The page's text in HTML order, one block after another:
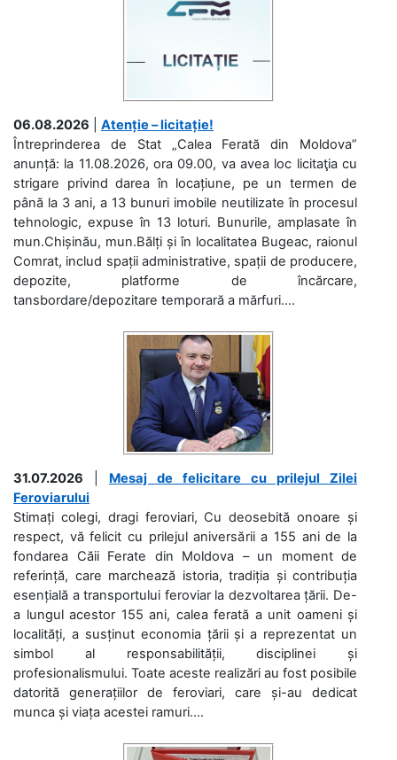
06.08.2026
Atenție – licitație!
Întreprinderea de Stat „Calea Ferată din Moldova”
anunță: la 11.08.2026, ora 09.00, va avea loc licitaţia cu
strigare privind darea în locațiune, pe un termen de
până la 3 ani, a 13 bunuri imobile neutilizate în procesul
tehnologic, expuse în 13 loturi. Bunurile, amplasate în
mun.Chișinău, mun.Bălți și în localitatea Bugeac, raionul
Comrat, includ spații administrative, spații de producere,
depozite, platforme de încărcare,
tansbordare/depozitare temporară a mărfuri....
31.07.2026
Mesaj de felicitare cu prilejul Zilei
Feroviarului
Stimați colegi, dragi feroviari, Cu deosebită onoare și
respect, vă felicit cu prilejul aniversării a 155 ani de la
fondarea Căii Ferate din Moldova – un moment de
referință, care marchează istoria, tradiția și contribuția
esențială a transportului feroviar la dezvoltarea țării. De-
a lungul acestor 155 ani, calea ferată a unit oameni și
localități, a susținut economia țării și a reprezentat un
simbol al responsabilității, disciplinei și
profesionalismului. Toate aceste realizări au fost posibile
datorită generațiilor de feroviari, care și-au dedicat
munca și viața acestei ramuri....